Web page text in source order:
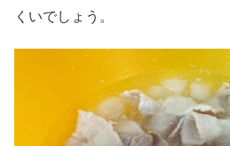
くいでしょう。